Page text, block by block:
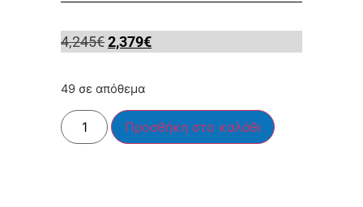
4,245€2,379€
49 σε απόθεμα
Προσθήκη στο καλάθι